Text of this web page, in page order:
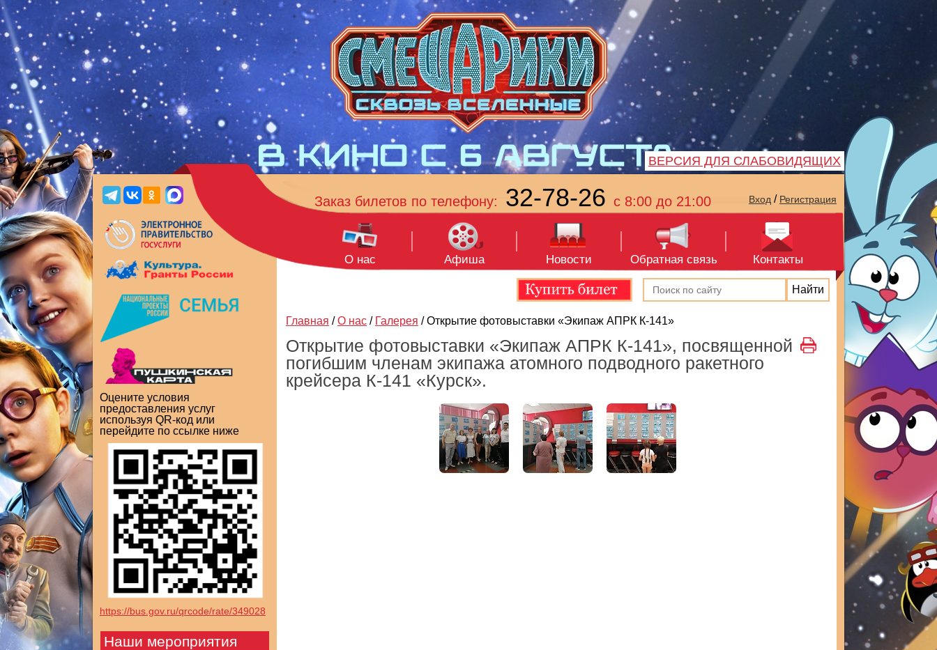
ВЕРСИЯ ДЛЯ СЛАБОВИДЯЩИХ
Оцените условия
предоставления услуг
используя QR-код или
перейдите по ссылке ниже
https://bus.gov.ru/qrcode/rate/349028
Наши мероприятия
Заказ билетов по телефону: 32-78-26 с 8:00 до 21:00 Вход / Регистрация
О нас Афиша Новости Обратная связь Контакты
Главная / О нас / Галерея / Открытие фотовыставки «Экипаж АПРК К-141»
Открытие фотовыставки «Экипаж АПРК К-141», посвященной
погибшим членам экипажа атомного подводного ракетного
крейсера К-141 «Курск».